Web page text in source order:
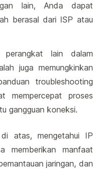
lain, Anda dapat
berasal dari ISP atau
lain dalam
juga memungkinkan
troubleshooting
mempercepat proses
gangguan koneksi.
atas, mengetahui IP
memberikan manfaat
jaringan, dan